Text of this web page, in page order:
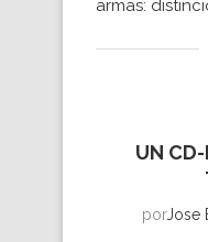
armas:
UN
porJose